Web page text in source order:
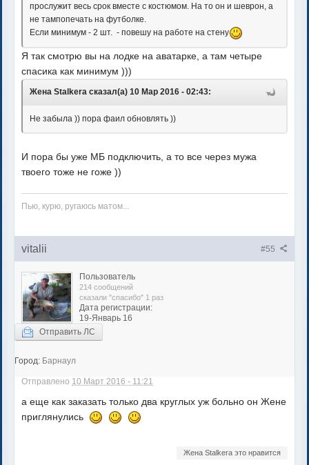
прослужит весь срок вместе с костюмом. На то он и шеврон, а
не тампопечать на футболке.
Если минимум - 2 шт. - повешу на работе на стену
Я так смотрю вы на лодке на аватарке, а там четыре
спасика как минимум )))
Жена Stalkera сказал(а) 10 Мар 2016 - 02:43:
Не забыла )) пора фаил обновлять ))
И пора бы уже МБ подключить, а то все через мужа
твоего тоже не гоже ))
Пью, курю, ругаюсь матом...
#55
vitalii
Пользователь
214 сообщений
сказали "спасибо" 1 раз
Дата регистрации:
19-Январь 16
Отправить ЛС
Город: Барнаул
Отправлено 10 Март 2016 - 11:21
а еще как заказать только два круглых уж больно он Жене
приглянулись
Жена Stalkera это нравится